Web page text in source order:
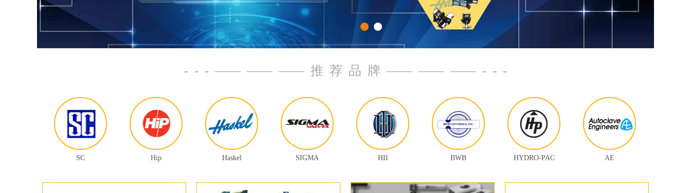
- - - —— —— —— 推 荐 品 牌 —— —— —— - - -
SC Hip Haskel SIGMA HII BWB HYDRO-PAC AE